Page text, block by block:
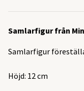
Samlarfigur från
Samlarfigur
Höjd: 12 cm